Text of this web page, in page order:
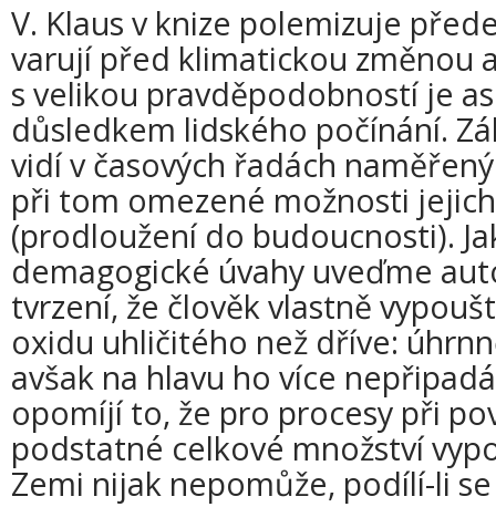
V. Klaus v knize polemizuje
varují před klimatickou změnou
s velikou pravděpodobností je
důsledkem lidského počínání.
vidí v časových řadách
při tom omezené možnosti
(prodloužení do budoucnosti).
demagogické úvahy uveďme
tvrzení, že člověk vlastně
oxidu uhličitého než dříve:
avšak na hlavu ho více
opomíjí to, že pro procesy při
podstatné celkové množství
Zemi nijak nepomůže, podílí-li